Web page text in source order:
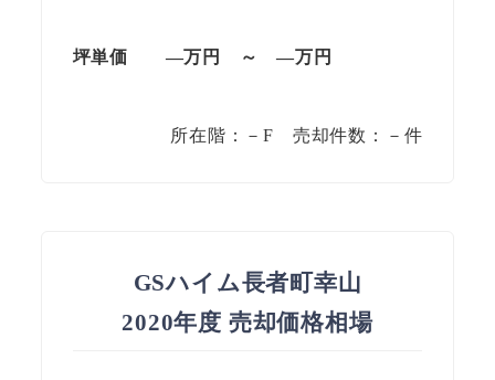
坪単価 —万円 ～—万円
所在階：－F 売却件数：－件
GSハイム長者町幸山
2020年度 売却価格相場